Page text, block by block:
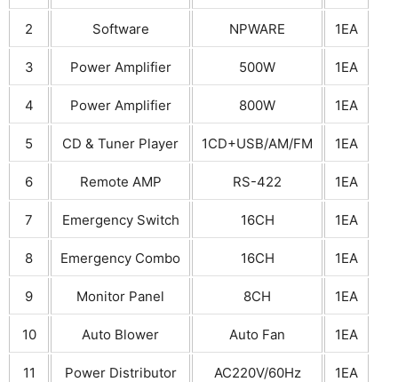
2 Software NPWARE 1EA
3 Power Amplifier 500W 1EA
4 Power Amplifier 800W 1EA
5 CD & Tuner Player 1CD+USB/AM/FM 1EA
6 Remote AMP RS-422 1EA
7 Emergency Switch 16CH 1EA
8 Emergency Combo 16CH 1EA
9 Monitor Panel 8CH 1EA
10 Auto Blower Auto Fan 1EA
11 Power Distributor AC220V/60Hz 1EA